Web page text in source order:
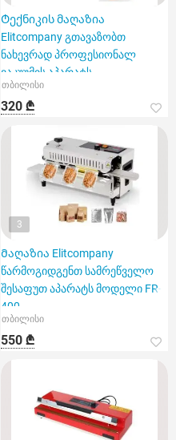
Ტექნიკის მაღაზია
Elitcompany გთავაზობთ
ნახევრად პროფესიონალ
ვაკუუმის აპარატს
თბილისი
320 ₾
3
Მაღაზია Elitcompany
წარმოგიდგენთ სამრეწველო
შესაფუთ აპარატს მოდელი FR-
400
თბილისი
550 ₾